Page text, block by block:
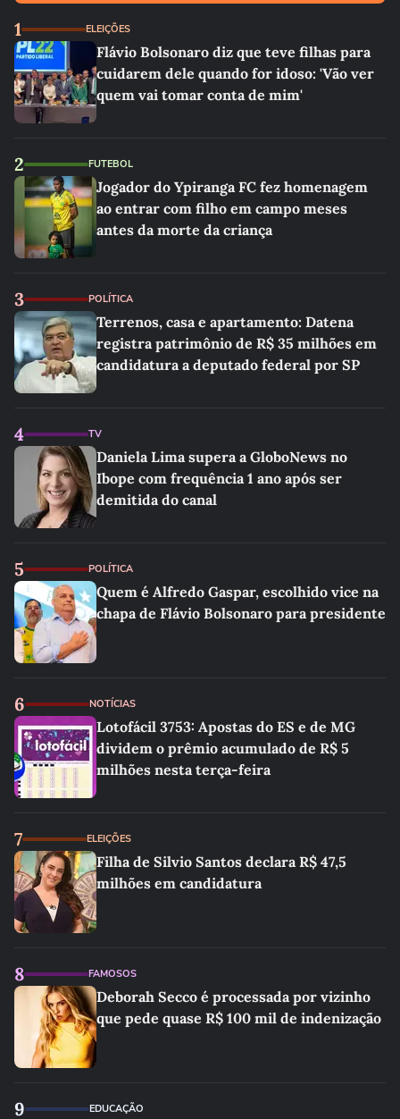
1 ELEIÇÕES
Flávio Bolsonaro diz que teve filhas para
cuidarem dele quando for idoso: 'Vão ver
quem vai tomar conta de mim'
2 FUTEBOL
Jogador do Ypiranga FC fez homenagem
ao entrar com filho em campo meses
antes da morte da criança
3 POLÍTICA
Terrenos, casa e apartamento: Datena
registra patrimônio de R$ 35 milhões em
candidatura a deputado federal por SP
4 TV
Daniela Lima supera a GloboNews no
Ibope com frequência 1 ano após ser
demitida do canal
5 POLÍTICA
Quem é Alfredo Gaspar, escolhido vice na
chapa de Flávio Bolsonaro para presidente
6 NOTÍCIAS
Lotofácil 3753: Apostas do ES e de MG
dividem o prêmio acumulado de R$ 5
milhões nesta terça-feira
7 ELEIÇÕES
Filha de Silvio Santos declara R$ 47,5
milhões em candidatura
8 FAMOSOS
Deborah Secco é processada por vizinho
que pede quase R$ 100 mil de indenização
9 EDUCAÇÃO